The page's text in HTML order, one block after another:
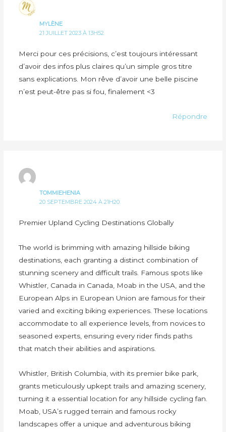
MYLÈNE
21 JUILLET 2023 À 13H52
Merci pour ces précisions, c’est toujours intéressant
d’avoir des infos plus claires qu’un simple gros titre
sans explications. Mon rêve d’avoir une belle piscine
n’est peut-être pas si fou, finalement <3
Répondre
TOMMIEHENIA
20 SEPTEMBRE 2024 À 21H20
Premier Upland Cycling Destinations Globally
The world is brimming with amazing hillside biking
destinations, each granting a distinct combination of
stunning scenery and difficult trails. Famous spots like
Whistler, Canada in Canada, Moab in the USA, and the
European Alps in European Union are famous for their
varied and exciting biking experiences. These locations
accommodate to all experience levels, from novices to
seasoned experts, ensuring every rider finds paths
that match their abilities and aspirations.
Whistler, British Columbia, with its premier bike park,
grants meticulously upkept trails and amazing scenery,
turning it a essential location for any hillside cycling fan.
Moab, USA’s rugged terrain and famous rocky
landscapes offer a unique and adventurous biking